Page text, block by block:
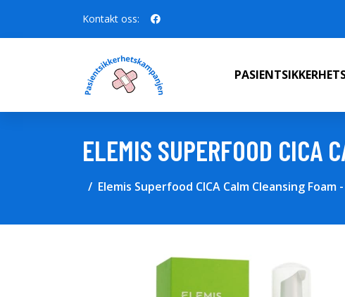
Kontakt oss:
ELEMIS SUPERFOOD CICA
Elemis Superfood CICA Calm Cleansing Foam